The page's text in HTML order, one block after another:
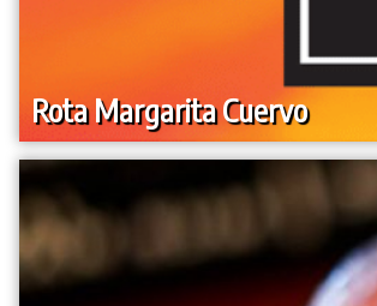
Rota Margarita Cuervo